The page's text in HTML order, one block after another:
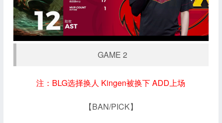
GAME 2
注：BLG选择换人 Kingen被换下 ADD上场
【BAN/PICK】